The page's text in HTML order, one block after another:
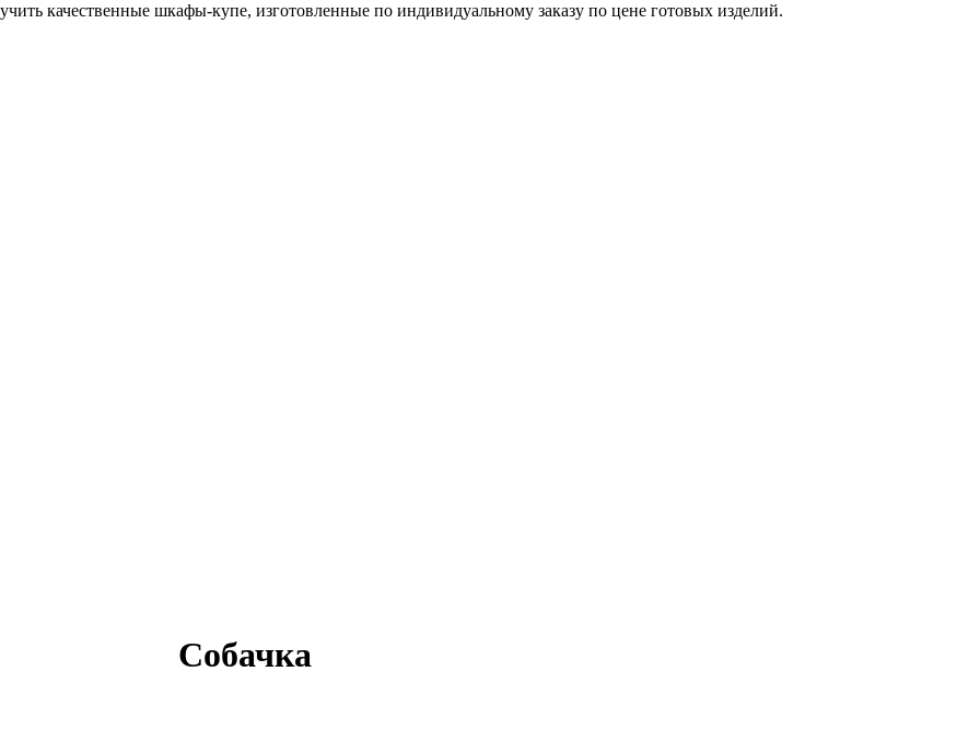
качественные шкафы-купе, изготовленные по индивидуальному заказу по цене готовых изделий.
Собачка